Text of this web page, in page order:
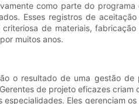
como parte do
Esses registros de
de materiais,
muitos anos.
o resultado de uma gestão
de projeto eficazes
Eles gerenciam